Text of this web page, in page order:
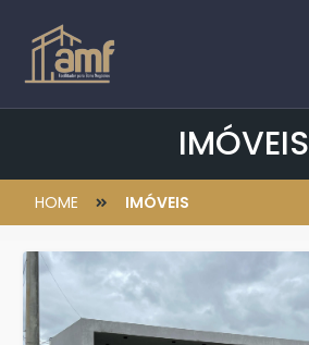
IMÓVEIS
HOME IMÓVEIS